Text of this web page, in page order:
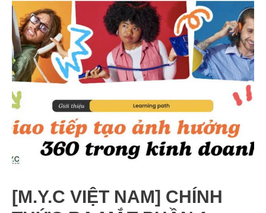
[M.Y.C VIỆT NAM] CHÍNH